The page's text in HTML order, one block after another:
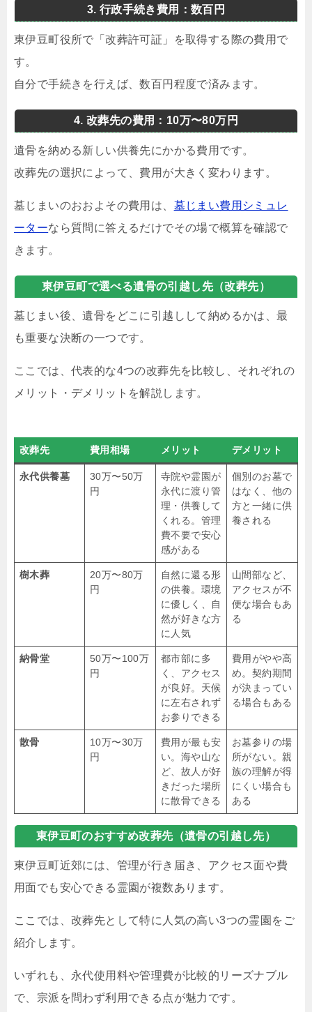
3. 行政手続き費用：数百円
東伊豆町役所で「改葬許可証」を取得する際の費用で
す。
自分で手続きを行えば、数百円程度で済みます。
4. 改葬先の費用：10万〜80万円
遺骨を納める新しい供養先にかかる費用です。
改葬先の選択によって、費用が大きく変わります。
墓じまいのおおよその費用は、 墓じまい費用シミュレ
ーターなら質問に答えるだけでその場で概算を確認で
きます。
東伊豆町で選べる遺骨の引越し先（改葬先）
墓じまい後、遺骨をどこに引越しして納めるかは、最
も重要な決断の一つです。
ここでは、代表的な4つの改葬先を比較し、それぞれの
メリット・デメリットを解説します。
改葬先 費用相場 メリット デメリット
永代供養墓
30万〜50万
円
寺院や霊園が
永代に渡り管
理・供養して
くれる。管理
費不要で安心
感がある
個別のお墓で
はなく、他の
方と一緒に供
養される
樹木葬
20万〜80万
円
自然に還る形
の供養。環境
に優しく、自
然が好きな方
に人気
山間部など、
アクセスが不
便な場合もあ
る
納骨堂
50万〜100万
円
都市部に多
く、アクセス
が良好。天候
に左右されず
お参りできる
費用がやや高
め。契約期間
が決まってい
る場合もある
散骨
10万〜30万
円
費用が最も安
い。海や山な
ど、故人が好
きだった場所
に散骨できる
お墓参りの場
所がない。親
族の理解が得
にくい場合も
ある
東伊豆町のおすすめ改葬先（遺骨の引越し先）
東伊豆町近郊には、管理が行き届き、アクセス面や費
用面でも安心できる霊園が複数あります。
ここでは、改葬先として特に人気の高い3つの霊園をご
紹介します。
いずれも、永代使用料や管理費が比較的リーズナブル
で、宗派を問わず利用できる点が魅力です。